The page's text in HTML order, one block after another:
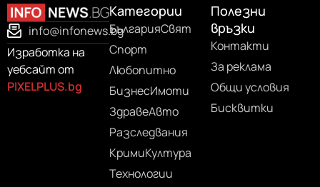
info@infonews.bg
Изработка на
уебсайт от
PIXELPLUS.bg
Категории
БългарияСвят
Спорт
Любопитно
БизнесИмоти
ЗдравеАвто
Разследвания
КримиКултура
Технологии
Полезни
връзки
Контакти
За реклама
Общи условия
Бисквитки